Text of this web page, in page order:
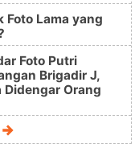
Foto Lama yang
Foto Putri
Brigadir J,
Didengar Orang